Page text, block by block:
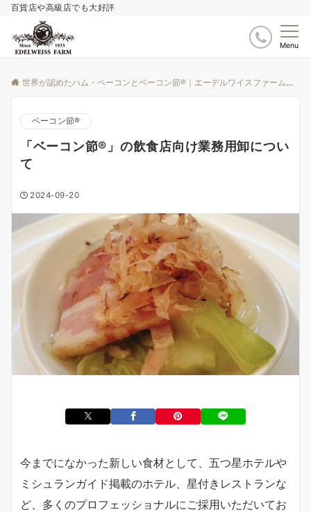
百貨店や高級店でも大好評
Menu
世界が認めたハム・ベーコンとベーコン節®｜エーデルワイスファーム
ベーコン節®️
「ベーコン節®」の飲食店向け業務用卸につい
て
2024-09-20
今までになかった新しい食材として、五つ星ホテルや
ミシュランガイド掲載のホテル、星付きレストランな
ど、多くのプロフェッショナルにご採用いただいてお